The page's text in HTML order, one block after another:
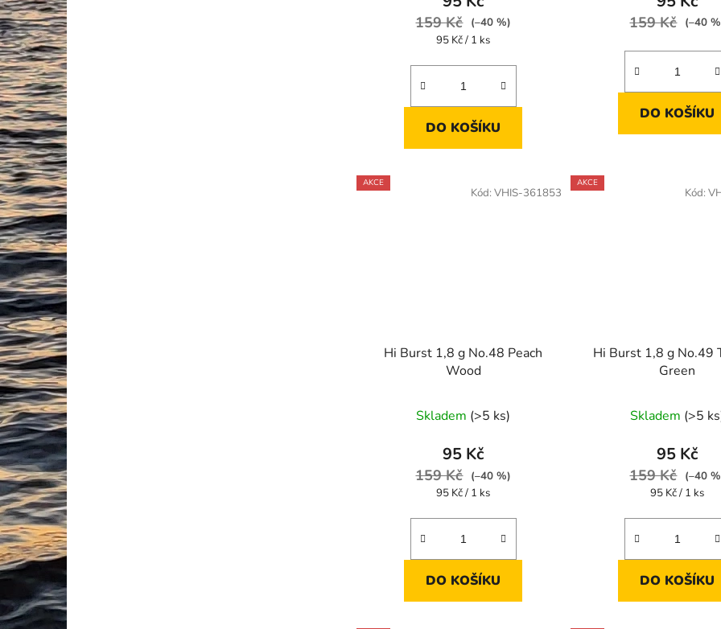
159 Kč (–40 %)
Měrná
95 Kč / 1 ks
DO KOŠÍKU
159 Kč (–40
DO KOŠÍKU
AKCE
Hi Burst 1,8 g No.48 Peach
Wood
Skladem (>5 ks)
95 Kč
159 Kč (–40 %)
Měrná
95 Kč / 1 ks
DO KOŠÍKU
Kód: VHIS-361853
AKCE
Hi Burst 1,8 g No.49
Green
Skladem (>5
95 Kč
159 Kč (–40
Měrná
95 Kč / 1 ks
DO KOŠÍKU
Kód: